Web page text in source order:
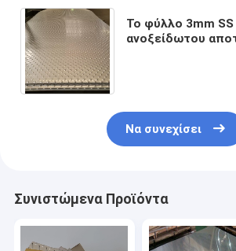
Το φύλλο 3mm
ανοξείδωτου
Να συνεχίσει
Συνιστώμενα Προϊόντα